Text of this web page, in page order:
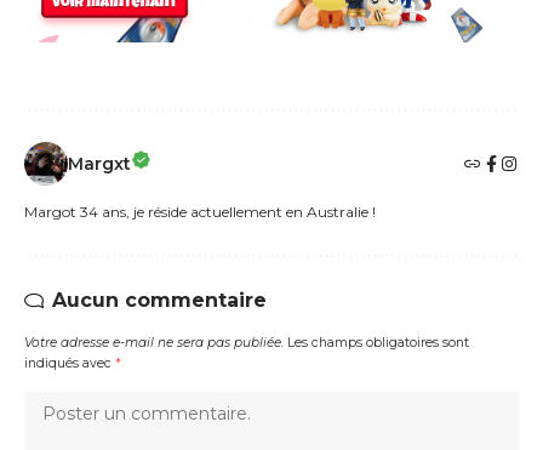
Margxt
Margot 34 ans, je réside actuellement en Australie !
Aucun commentaire
Votre adresse e-mail ne sera pas publiée. Les champs obligatoires sont
indiqués avec *